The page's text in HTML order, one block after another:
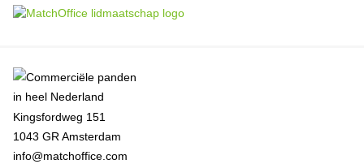
Kingsfordweg 151
1043 GR Amsterdam
info@matchoffice.com